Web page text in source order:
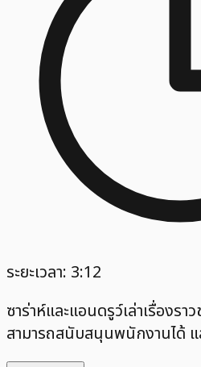
ระยะเวลา: 3:12
ซาร่าห์และแอนดรูว์เล่าเรื่องร
สามารถสนับสนุนพนักงานได้